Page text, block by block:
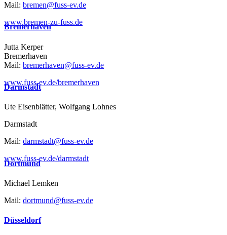
Mail: bremen@fuss-ev.de
www.bremen-zu-fuss.de
Bremerhaven
Jutta Kerper
Bremerhaven
Mail: bremerhaven@fuss-ev.de
www.fuss-ev.de/bremerhaven
Darmstadt
Ute Eisenblätter, Wolfgang Lohnes
Darmstadt
Mail: darmstadt@fuss-ev.de
www.fuss-ev.de/darmstadt
Dortmund
Michael Lemken
Mail: dortmund@fuss-ev.de
Düsseldorf